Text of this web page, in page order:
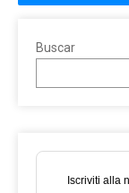
Buscar
Iscriviti alla